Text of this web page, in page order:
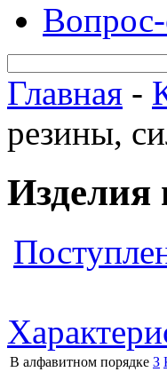
Вопрос-
Главная -
резины,
Изделия
В алфавитном порядке З